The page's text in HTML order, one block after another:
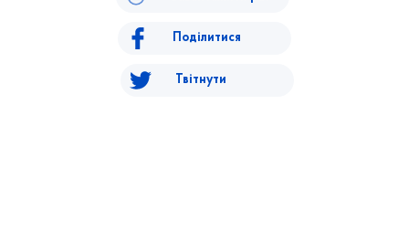
Поділитися
Твітнути